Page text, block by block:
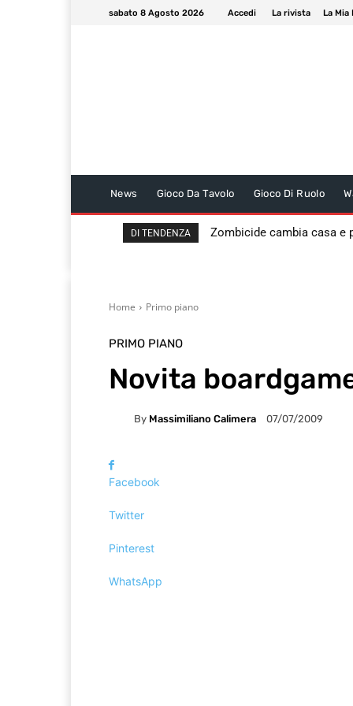
sabato 8 Agosto 2026 Accedi La rivista La Mia
News Gioco Da Tavolo Gioco Di Ruolo
DI TENDENZA Zombicide cambia casa e
Home Primo piano
PRIMO PIANO
Novita
By Massimiliano Calimera 07/07/2009
Facebook
Twitter
Pinterest
WhatsApp